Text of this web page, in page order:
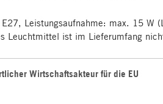
E27, Leistungsaufnahme: max. 15 W
Leuchtmittel ist im Lieferumfang
Wirtschaftsakteur für die EU